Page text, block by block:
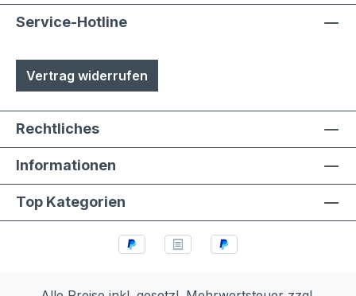
Service-Hotline
Vertrag widerrufen
Rechtliches
Informationen
Top Kategorien